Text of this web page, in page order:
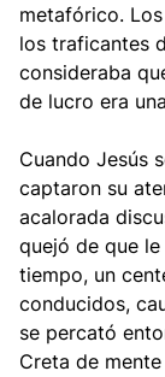
metafórico.
los traficantes
consideraba
de lucro era
Cuando Jesús
captaron su
acalorada
quejó de que
tiempo, un
conducidos,
se percató
Creta de